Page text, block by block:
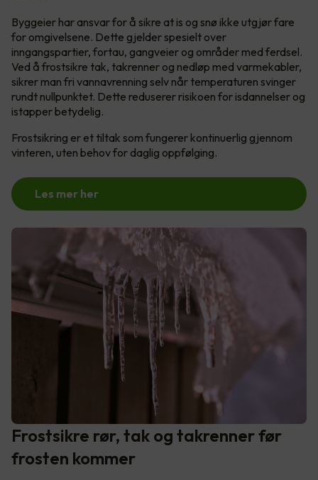
Byggeier har ansvar for å sikre at is og snø ikke utgjør fare
for omgivelsene. Dette gjelder spesielt over
inngangspartier, fortau, gangveier og områder med ferdsel.
Ved å frostsikre tak, takrenner og nedløp med varmekabler,
sikrer man fri vannavrenning selv når temperaturen svinger
rundt nullpunktet. Dette reduserer risikoen for isdannelser og
istapper betydelig.
Frostsikring er et tiltak som fungerer kontinuerlig gjennom
vinteren, uten behov for daglig oppfølging.
Les mer her
Frostsikre rør, tak og takrenner før
frosten kommer